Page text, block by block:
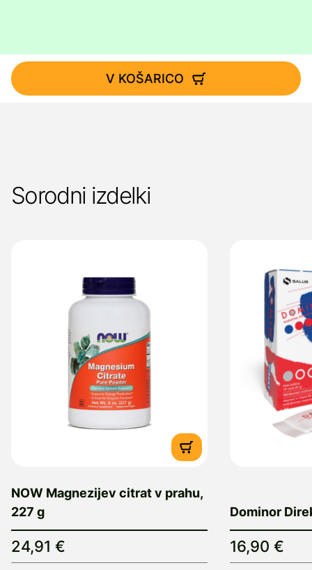
V KOŠARICO
Sorodni izdelki
NOW Magnezijev citrat v prahu,
227 g
24,91 €
Dominor
16,90 €